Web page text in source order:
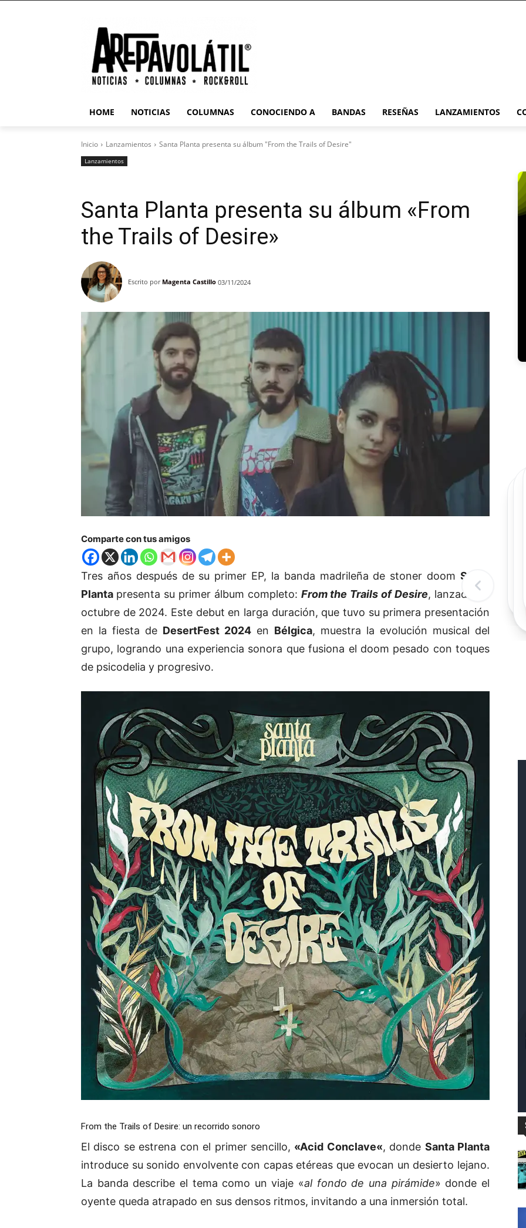
HOME NOTICIAS COLUMNAS CONOCIENDO A BANDAS RESEÑAS LANZAMIENTOS
Inicio Lanzamientos Santa Planta presenta su álbum "From the Trails of Desire"
Lanzamientos
Santa Planta presenta su álbum «From
the Trails of Desire»
Escrito por Magenta Castillo 03/11/2024
Comparte con tus amigos
Tres años después de su primer EP, la banda madrileña de stoner doom Santa
Planta presenta su primer álbum completo: From the Trails of Desire, lanzado en
octubre de 2024. Este debut en larga duración, que tuvo su primera presentación
en la fiesta de DesertFest 2024 en Bélgica, muestra la evolución musical del
grupo, logrando una experiencia sonora que fusiona el doom pesado con toques
de psicodelia y progresivo.
From the Trails of Desire: un recorrido sonoro
El disco se estrena con el primer sencillo, «Acid Conclave«, donde Santa Planta
introduce su sonido envolvente con capas etéreas que evocan un desierto lejano.
La banda describe el tema como un viaje «al fondo de una pirámide» donde el
oyente queda atrapado en sus densos ritmos, invitando a una inmersión total.